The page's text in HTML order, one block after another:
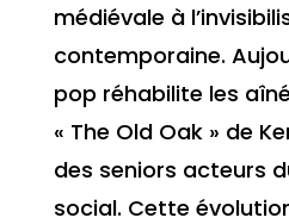
médiévale à
contemporaine.
pop réhabilite les
« The Old Oak » de
des seniors acteurs
social. Cette